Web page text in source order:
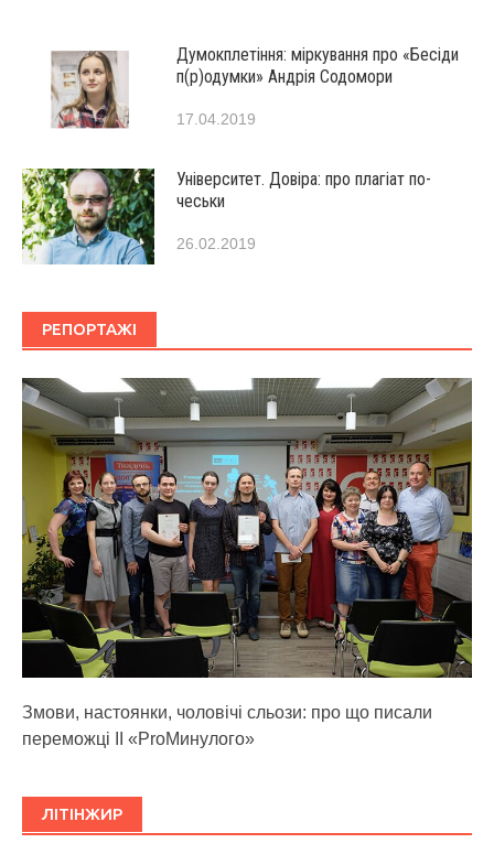
Думокплетіння: міркування про «Бесіди
п(р)одумки» Андрія Содомори
17.04.2019
Університет. Довіра: про плагіат по-
чеськи
26.02.2019
РЕПОРТАЖІ
Змови, настоянки, чоловічі сльози: про що писали
переможці ІІ «ProМинулого»
ЛІТІНЖИР